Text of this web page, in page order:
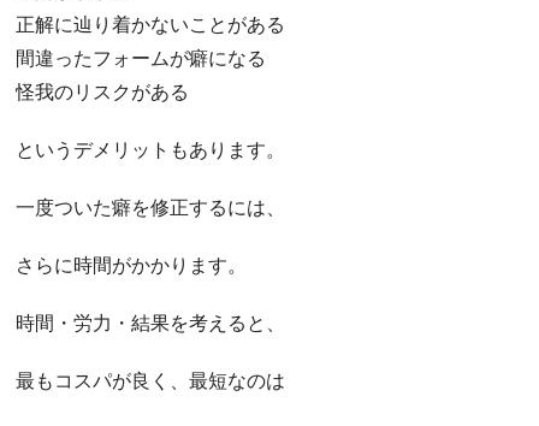
正解に辿り着かないことがある
間違ったフォームが癖になる
怪我のリスクがある
というデメリットもあります。
一度ついた癖を修正するには、
さらに時間がかかります。
時間・労力・結果を考えると、
最もコスパが良く、最短なのは